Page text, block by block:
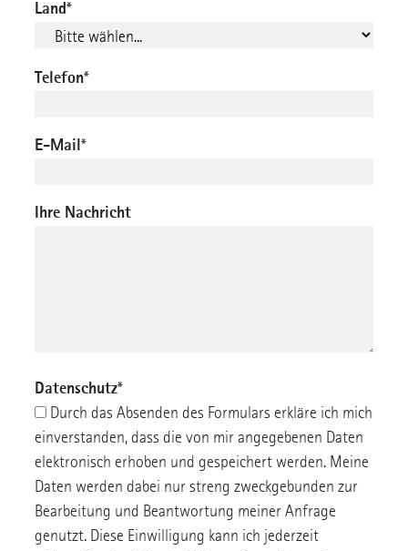
Land*
Telefon*
E-Mail *
Ihre Nachricht
Datenschutz*
einverstanden, dass die von mir angegebenen Daten
elektronisch erhoben und gespeichert werden. Meine
Daten werden dabei nur streng zweckgebunden zur
Bearbeitung und Beantwortung meiner Anfrage
genutzt. Diese Einwilligung kann ich jederzeit